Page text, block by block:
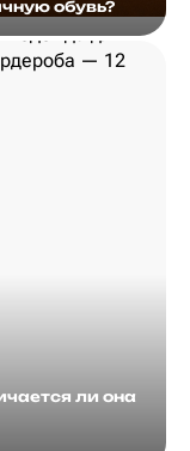
обувь?
ли она